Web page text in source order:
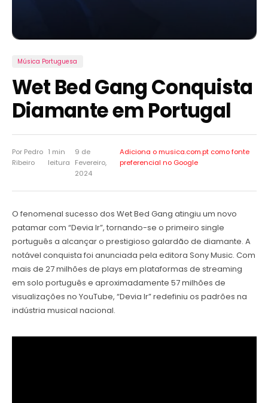
Música Portuguesa
Wet Bed Gang Conquista
Diamante em Portugal
Por Pedro
Ribeiro
1 min
leitura
9 de
Fevereiro,
2024
Adiciona o musica.com.pt comofonte
preferencial no Google
O fenomenal sucesso dos Wet Bed Gang atingiu um novo
patamar com “Devia Ir”, tornando-se o primeiro single
português a alcançar o prestigioso galardão de diamante. A
notável conquista foi anunciada pela editora Sony Music. Com
mais de 27 milhões de plays em plataformas de streaming
em solo português e aproximadamente 57 milhões de
visualizações no YouTube, “Devia Ir” redefiniu os padrões na
indústria musical nacional.